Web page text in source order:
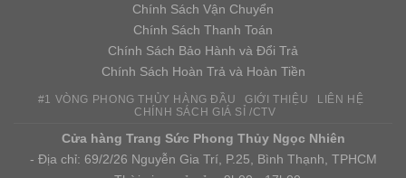
Chính Sách Vận Chuyển
Chính Sách Thanh Toán
Chính Sách Bảo Hành và Đổi Trả
Chính Sách Hoàn Trả và Hoàn Tiền
#1 VÒNG PHONG THỦY HÀNG ĐẦU GIỚI THIỆU
LIÊN HỆ
CHÍNH SÁCH GIÁ SỈ /CTV
Cửa hàng Trang Sức Phong Thủy Ngọc Nhiên
- Địa chỉ: 69/2/26 Nguyễn Gia Trí, P.25, Bình Thạnh, TPHCM